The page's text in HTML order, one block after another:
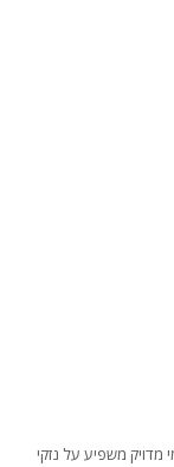
מדויק משפיע על נזקי